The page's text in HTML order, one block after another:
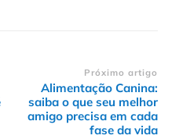
Próximo artigo
Alimentação Canina:
saiba o que seu melhor
amigo precisa em cada
fase da vida